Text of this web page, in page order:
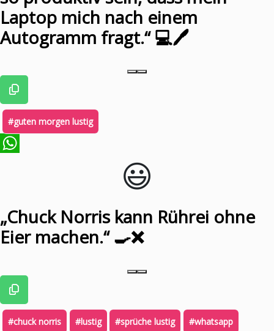
Laptop mich nach einem
Autogramm fragt.“ 💻🖊️
#guten morgen lustig
😃️
„Chuck Norris kann Rührei ohne
Eier machen.“ 🍳❌
#chuck norris #lustig #sprüche lustig #whatsapp